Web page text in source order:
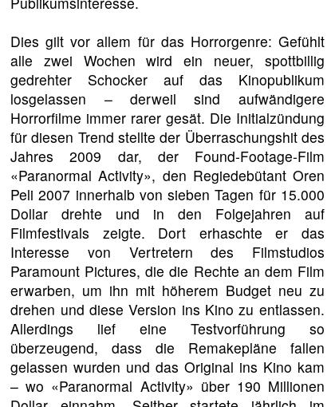
Dies gilt vor allem für das Horrorgenre: Gefühlt
alle zwei Wochen wird ein neuer, spottbillig
gedrehter Schocker auf das Kinopublikum
losgelassen – derweil sind aufwändigere
Horrorfilme immer rarer gesät. Die Initialzündung
für diesen Trend stellte der Überraschungshit des
Jahres 2009 dar, der Found-Footage-Film
«Paranormal Activity», den Regiedebütant Oren
Peli 2007 innerhalb von sieben Tagen für 15.000
Dollar drehte und in den Folgejahren auf
Filmfestivals zeigte. Dort erhaschte er das
Interesse von Vertretern des Filmstudios
Paramount Pictures, die die Rechte an dem Film
erwarben, um ihn mit höherem Budget neu zu
drehen und diese Version ins Kino zu entlassen.
Allerdings lief eine Testvorführung so
überzeugend, dass die Remakepläne fallen
gelassen wurden und das Original ins Kino kam
– wo «Paranormal Activity» über 190 Millionen